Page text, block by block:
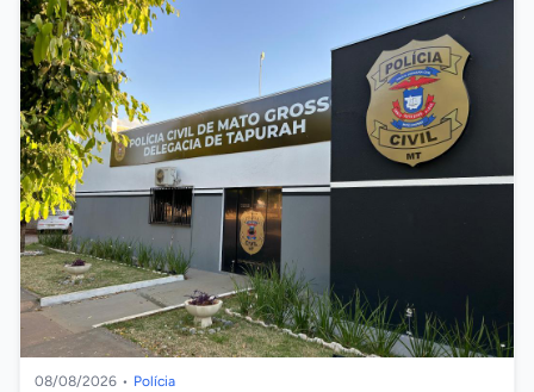
08/08/2026 • Polícia